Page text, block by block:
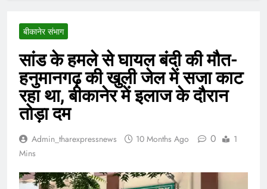
बीकानेर संभाग
सांड के हमले से घायल बंदी की मौत-
हनुमानगढ़ की खुली जेल में सजा काट
रहा था, बीकानेर में इलाज के दौरान
तोड़ा दम
Admin_tharexpressnews 10 Months Ago 0
1
Mins